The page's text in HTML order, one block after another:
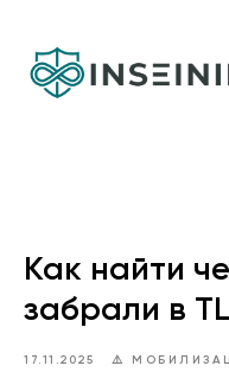
Как найти
забрали в
17.11.2025 ⚠️